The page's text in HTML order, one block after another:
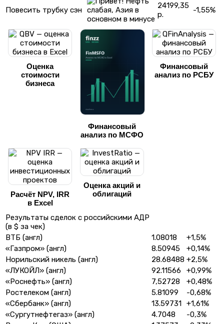
Повесить трубку сэн
24199,35
р.
-1,55%
Оценка
стоимости
бизнеса
Финансовый
анализ по МСФО
Финансовый
анализ по РСБУ
Расчёт NPV, IRR
в Excel
Оценка акций и
облигаций
Результаты сделок с российскими АДР
(в $ за чек)
ВТБ (англ)
1.08018
+1,5%
«Газпром» (англ)
8.50945
+0,14%
Норильский никель (англ)
28.68488 +2,5%
«ЛУКОЙЛ» (англ)
92.11566
+0,99%
«Роснефть» (англ)
7,52728
+0,48%
Ростелеком (англ)
5.81099
-0,68%
«Сбербанк» (англ)
13.59731 +1,61%
«Сургутнефтегаз» (англ)
4.7048
-0,3%